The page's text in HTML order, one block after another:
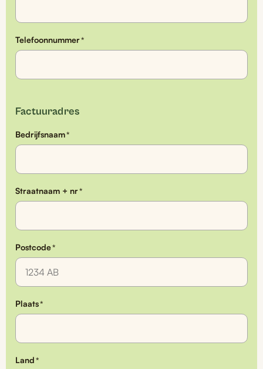
Telefoonnummer*
Factuuradres
Bedrijfsnaam*
Straatnaam + nr*
Postcode*
Plaats*
Land*